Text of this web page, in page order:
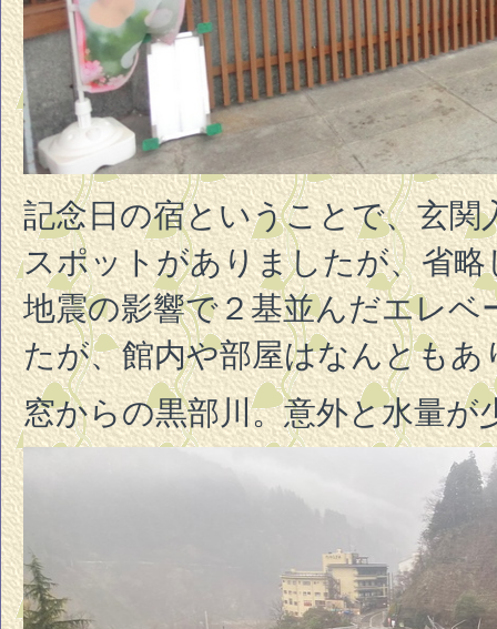
記念日の宿ということで、玄関
スポットがありましたが、省略
地震の影響で２基並んだエレベ
たが、館内や部屋はなんとも
窓からの黒部川。意外と水量が